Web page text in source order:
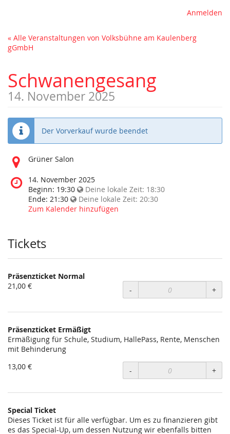
Anmelden
« Alle Veranstaltungen von Volksbühne am Kaulenberg
gGmbH
Schwanengesang
14. November 2025
Der Vorverkauf wurde beendet
Wo
diese
Veranstaltung
statt?
Grüner Salon
Wann
findet
diese
Veranstaltung
14. November 2025
Beginn: 19:30 Deine lokale Zeit: 18:30
Ende: 21:30 Deine lokale Zeit: 20:30
Zum Kalender hinzufügen
Tickets
Präsenzticket Normal
21,00 €
- +
Präsenzticket Ermäßigt
Ermäßigung für Schule, Studium, HallePass, Rente, Menschen
mit Behinderung
13,00 €
- +
Special Ticket
Dieses Ticket ist für alle verfügbar. Um es zu finanzieren gibt
es das Special-Up, um dessen Nutzung wir ebenfalls bitten